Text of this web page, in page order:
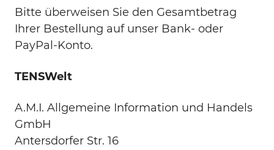
Bitte überweisen Sie den Gesamtbetrag
Ihrer Bestellung auf unser Bank- oder
PayPal-Konto.
TENSWelt
A.M.I. Allgemeine Information und Handels
GmbH
Antersdorfer Str. 16